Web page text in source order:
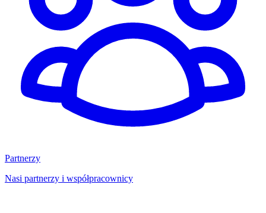
Partnerzy
Nasi partnerzy i współpracownicy